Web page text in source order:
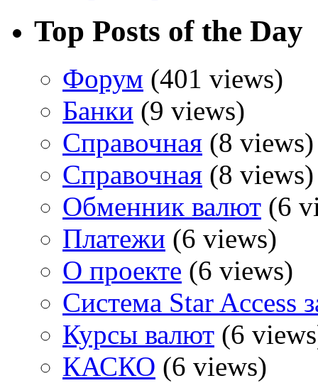
Top Posts of the Day
Форум (401 views)
Банки (9 views)
Справочная (8 views)
Справочная (8 views)
Обменник валют (6
Платежи (6 views)
О проекте (6 views)
Система Star Access
Курсы валют (6
КАСКО (6 views)